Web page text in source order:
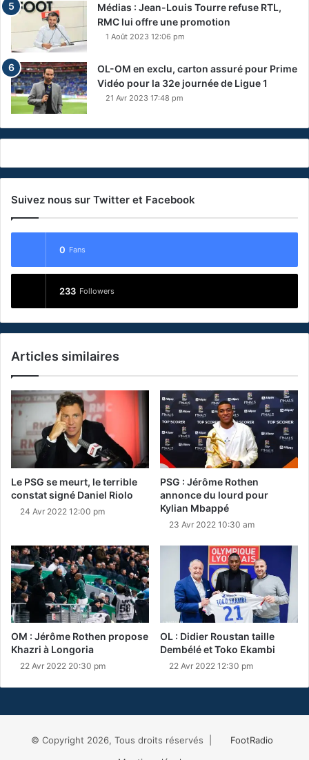
Médias : Jean-Louis Tourre refuse RTL,
RMC lui offre une promotion
1 Août 2023 12:06 pm
OL-OM en exclu, carton assuré pour Prime
Vidéo pour la 32e journée de Ligue 1
21 Avr 2023 17:48 pm
Suivez nous sur Twitter et Facebook
0 Fans
233 Followers
Articles similaires
Le PSG se meurt, le terrible
constat signé Daniel Riolo
24 Avr 2022 12:00 pm
PSG : Jérôme Rothen
annonce du lourd pour
Kylian Mbappé
23 Avr 2022 10:30 am
OM : Jérôme Rothen propose
Khazri à Longoria
22 Avr 2022 20:30 pm
OL : Didier Roustan taille
Dembélé et Toko Ekambi
22 Avr 2022 12:30 pm
© Copyright 2026, Tous droits réservés |
FootRadio